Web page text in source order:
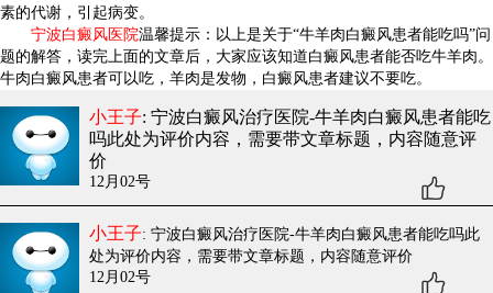
素的代谢，引起病变。
宁波白癜风医院温馨提示：以上是关于“牛羊肉白癜风患者能吃吗”问
题的解答，读完上面的文章后，大家应该知道白癜风患者能否吃牛羊肉。
牛肉白癜风患者可以吃，羊肉是发物，白癜风患者建议不要吃。
小王子: 宁波白癜风治疗医院-牛羊肉白癜风患者能吃
吗此处为评价内容，需要带文章标题，内容随意评
价
12月02号
小王子: 宁波白癜风治疗医院-牛羊肉白癜风患者能吃吗此
处为评价内容，需要带文章标题，内容随意评价
12月02号